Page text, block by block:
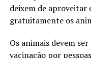
deixem de aproveitar
gratuitamente os
Os animais devem
vacinação por